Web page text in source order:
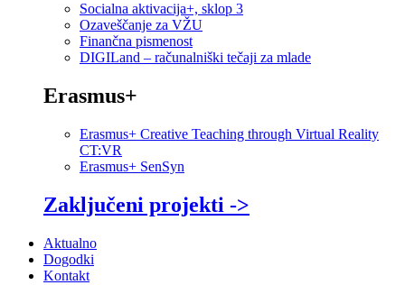
Socialna aktivacija+, sklop 3
Ozaveščanje za VŽU
Finančna pismenost
DIGILand – računalniški tečaji za mlade
Erasmus+
Erasmus+ Creative Teaching through Virtual Reality
CT:VR
Erasmus+ SenSyn
Zaključeni projekti ->
Aktualno
Dogodki
Kontakt